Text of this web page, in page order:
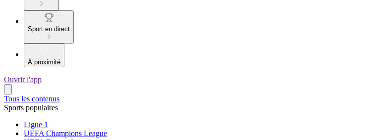
Sport en direct
À proximité
Ouvrir l'app
Tous les contenus
Sports populaires
Ligue 1
UEFA Champions League